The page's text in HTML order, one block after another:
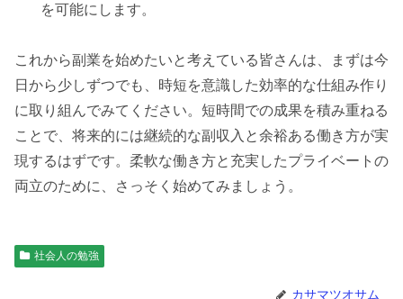
を可能にします。
これから副業を始めたいと考えている皆さんは、まずは今
日から少しずつでも、時短を意識した効率的な仕組み作り
に取り組んでみてください。短時間での成果を積み重ねる
ことで、将来的には継続的な副収入と余裕ある働き方が実
現するはずです。柔軟な働き方と充実したプライベートの
両立のために、さっそく始めてみましょう。
社会人の勉強
カサマツオサム